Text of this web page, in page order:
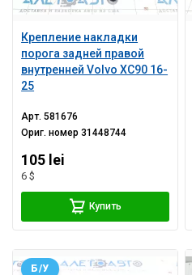
Крепление накладки
порога задней правой
внутренней Volvo XC90 16-
25
Арт.581676
Ориг. номер31448744
105 lei
6 $
Купить
Б/У